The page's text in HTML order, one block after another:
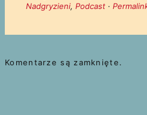
Nadgryzieni, Podcast·
Komentarze są zamknięte.